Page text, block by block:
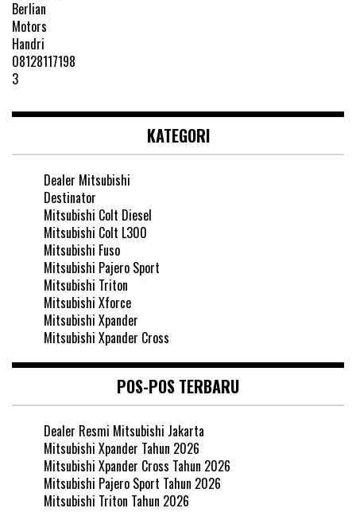
KATEGORI
Dealer Mitsubishi
Destinator
Mitsubishi Colt Diesel
Mitsubishi Colt L300
Mitsubishi Fuso
Mitsubishi Pajero Sport
Mitsubishi Triton
Mitsubishi Xforce
Mitsubishi Xpander
Mitsubishi Xpander Cross
POS-POS TERBARU
Dealer Resmi Mitsubishi Jakarta
Mitsubishi Xpander Tahun 2026
Mitsubishi Xpander Cross Tahun 2026
Mitsubishi Pajero Sport Tahun 2026
Mitsubishi Triton Tahun 2026